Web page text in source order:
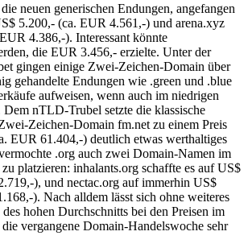
neuen generischen Endungen, angefangen
5.200,- (ca. EUR 4.561,-) und arena.xyz
4.386,-). Interessant könnte
die EUR 3.456,- erzielte. Unter der
gingen einige Zwei-Zeichen-Domain über
gehandelte Endungen wie .green und .blue
aufweisen, wenn auch im niedrigen
nTLD-Trubel setzte die klassische
Zeichen-Domain fm.net zu einem Preis
EUR 61.404,-) deutlich etwas werthaltiges
.org auch zwei Domain-Namen im
platzieren: inhalants.org schaffte es auf US$
), und nectac.org auf immerhin US$
). Nach alldem lässt sich ohne weiteres
des hohen Durchschnitts bei den Preisen im
vergangene Domain-Handelswoche sehr